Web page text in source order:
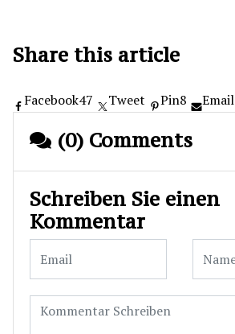
Share this article
Facebook47 Tweet Pin8 Email
(0) Comments
Schreiben Sie einen
Kommentar